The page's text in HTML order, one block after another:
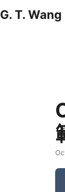
G. T. Wang